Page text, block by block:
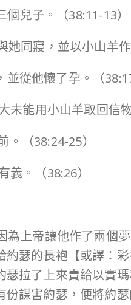
兒子。（38:11-13）
同寢，並以小山羊
從他懷了孕。（
未能用小山羊取回信
。（38:24-25）
義。（38:26）
上帝讓他作了兩個
瑟的長袍【或譯：
拉了上來賣給以實
謀害約瑟，便將約